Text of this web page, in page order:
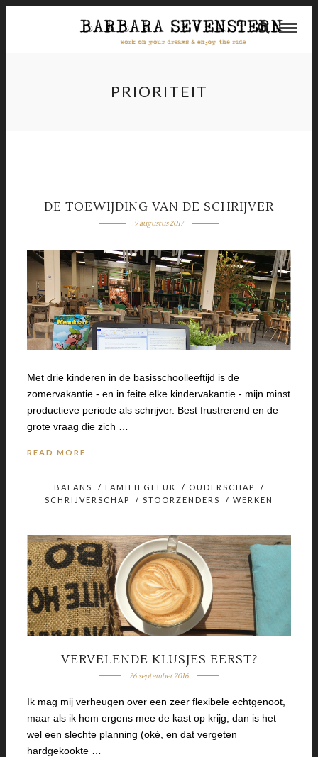
PRIORITEIT
DE TOEWIJDING VAN DE SCHRIJVER
9 augustus 2017
Met drie kinderen in de basisschoolleeftijd is de
zomervakantie - en in feite elke kindervakantie - mijn minst
productieve periode als schrijver. Best frustrerend en de
grote vraag die zich …
READ MORE
BALANS / FAMILIEGELUK / OUDERSCHAP
/
SCHRIJVERSCHAP
/ STOORZENDERS / WERKEN
VERVELENDE KLUSJES EERST?
26 september 2016
Ik mag mij verheugen over een zeer flexibele echtgenoot,
maar als ik hem ergens mee de kast op krijg, dan is het
wel een slechte planning (oké, en dat vergeten
hardgekookte …